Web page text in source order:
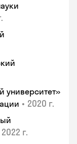
университет»
• 2020 г.
2022 г.